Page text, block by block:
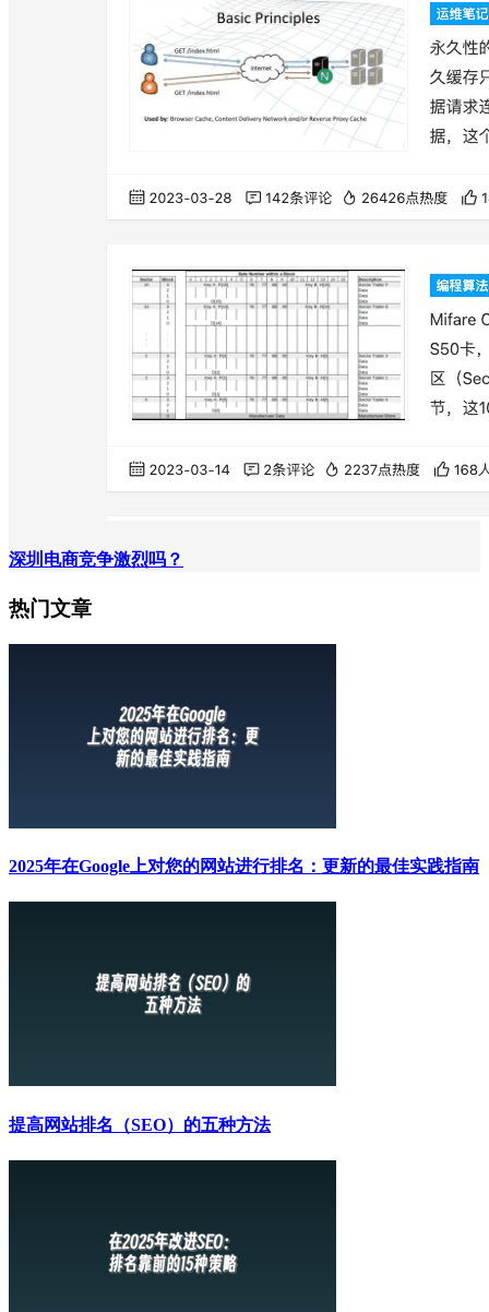
深圳电商竞争激烈吗？
热门文章
2025年在Google上对您的网站进行排名：更新的最佳实践指南
提高网站排名（SEO）的五种方法